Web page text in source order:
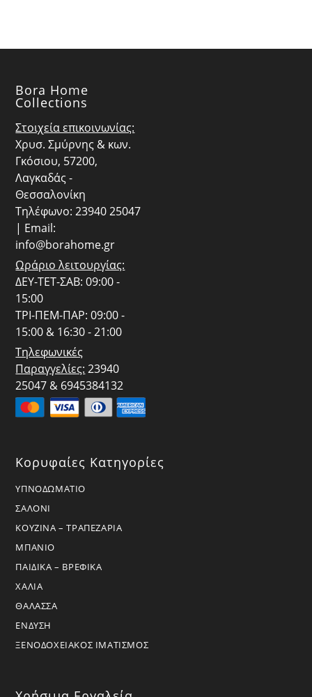
Bora Home
Collections
Στοιχεία επικοινωνίας:
Χρυσ. Σμύρνης & κων.
Γκόσιου, 57200,
Λαγκαδάς -
Θεσσαλονίκη
Τηλέφωνο: 23940 25047
| Email:
info@borahome.gr
Ωράριο λειτουργίας:
ΔΕΥ-ΤΕΤ-ΣΑΒ: 09:00 -
15:00
ΤΡΙ-ΠΕΜ-ΠΑΡ: 09:00 -
15:00 & 16:30 - 21:00
Τηλεφωνικές
Παραγγελίες: 23940
25047 & 6945384132
Κορυφαίες Κατηγορίες
ΥΠΝΟΔΩΜΑΤΙΟ
ΣΑΛΟΝΙ
ΚΟΥΖΙΝΑ – ΤΡΑΠΕΖΑΡΙΑ
ΜΠΑΝΙΟ
ΠΑΙΔΙΚΑ – ΒΡΕΦΙΚΑ
ΧΑΛΙΑ
ΘΑΛΑΣΣΑ
ΕΝΔΥΣΗ
ΞΕΝΟΔΟΧΕΙΑΚΟΣ ΙΜΑΤΙΣΜΟΣ